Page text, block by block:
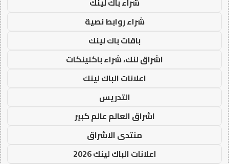
شراء روابط نصية
باقات باك لينك
اشراق لنك، شراء باكلينكات
اعلانات الباك لينك
التدريس
اشراق العالم عالم كبير
منتدى الاشراق
اعلانات الباك لينك 2026